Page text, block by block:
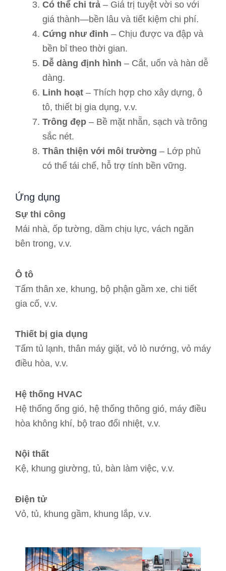
Có thể chi trả – Giá trị tuyệt vời so với
giá thành—bền lâu và tiết kiệm chi phí.
Cứng như đinh – Chịu được va đập và
bền bỉ theo thời gian.
Dễ dàng định hình – Cắt, uốn và hàn dễ
dàng.
Linh hoạt – Thích hợp cho xây dựng, ô
tô, thiết bị gia dụng, v.v.
Trông đẹp – Bề mặt nhẵn, sạch và trông
sắc nét.
Thân thiện với môi trường – Lớp phủ
có thể tái chế, hỗ trợ tính bền vững.
Ứng dụng
Sự thi công
Mái nhà, ốp tường, dầm chịu lực, vách ngăn
bên trong, v.v.
Ô tô
Tấm thân xe, khung, bộ phận gầm xe, chi tiết
gia cố, v.v.
Thiết bị gia dụng
Tấm tủ lạnh, thân máy giặt, vỏ lò nướng, vỏ máy
điều hòa, v.v.
Hệ thống HVAC
Hệ thống ống gió, hệ thống thông gió, máy điều
hòa không khí, bộ trao đổi nhiệt, v.v.
Nội thất
Kệ, khung giường, tủ, bàn làm việc, v.v.
Điện tử
Vỏ, tủ, khung gầm, khung lắp, v.v.